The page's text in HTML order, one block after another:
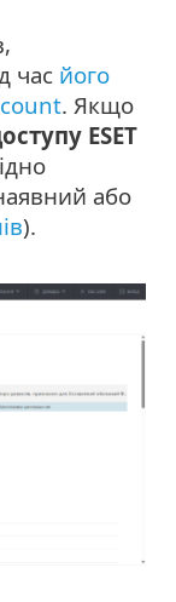
час його
. Якщо
ESET
або
).